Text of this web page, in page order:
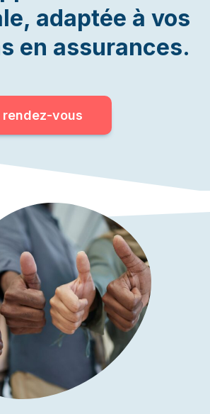
adaptée à vos
en assurances.
rendez-vous